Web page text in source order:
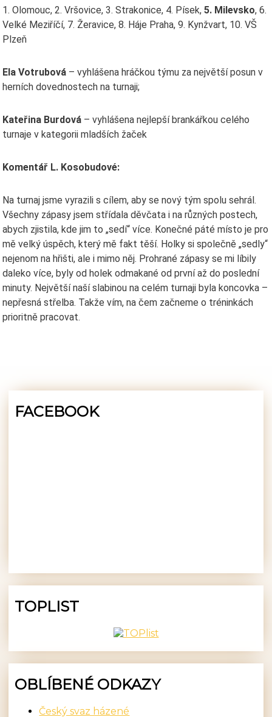
1. Olomouc, 2. Vršovice, 3. Strakonice, 4. Písek,5. Milevsko, 6.
Velké Meziříčí, 7. Žeravice, 8. Háje Praha, 9. Kynžvart, 10. VŠ
Plzeň
Ela Votrubová – vyhlášena hráčkou týmu za největší posun v
herních dovednostech na turnaji;
Kateřina Burdová – vyhlášena nejlepší brankářkou celého
turnaje v kategorii mladších žaček
Komentář L. Kosobudové:
Na turnaj jsme vyrazili s cílem, aby se nový tým spolu sehrál.
Všechny zápasy jsem střídala děvčata i na různých postech,
abych zjistila, kde jim to „sedí“ více. Konečné páté místo je pro
mě velký úspěch, který mě fakt těší. Holky si společně „sedly“
nejenom na hřišti, ale i mimo něj. Prohrané zápasy se mi líbily
daleko více, byly od holek odmakané od první až do poslední
minuty. Největší naší slabinou na celém turnaji byla koncovka –
nepřesná střelba. Takže vím, na čem začneme o tréninkách
prioritně pracovat.
FACEBOOK
TOPLIST
OBLÍBENÉ ODKAZY
Český svaz házené